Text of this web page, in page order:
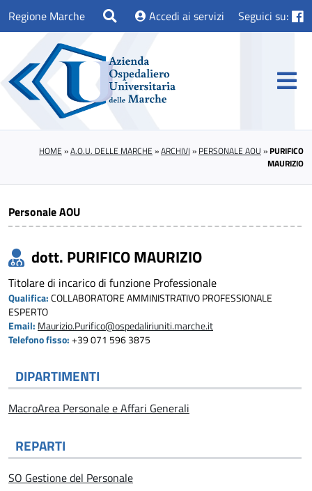
Regione Marche Accedi ai servizi Seguici su:
HOME »A.O.U. DELLE MARCHE »ARCHIVI » PERSONALE AOU »PURIFICO
MAURIZIO
Personale AOU
dott. PURIFICO MAURIZIO
Titolare di incarico di funzione Professionale
Qualifica: COLLABORATORE AMMINISTRATIVO PROFESSIONALE
ESPERTO
Email: Maurizio.Purifico@ospedaliriuniti.marche.it
Telefono fisso: +39 071 596 3875
DIPARTIMENTI
MacroArea Personale e Affari Generali
REPARTI
SO Gestione del Personale